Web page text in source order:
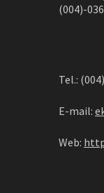
(004)-
Tel.:
E-mail:
Web: